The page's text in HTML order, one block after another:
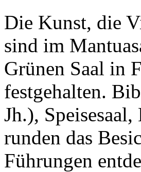
Die Kunst, die
sind im
Grünen Saal in
festgehalten.
Jh.),
runden das
Führungen